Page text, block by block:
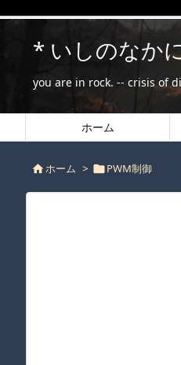
* いしのなか
you are in rock. -- crisis of
ホーム
ホーム > PWM制御